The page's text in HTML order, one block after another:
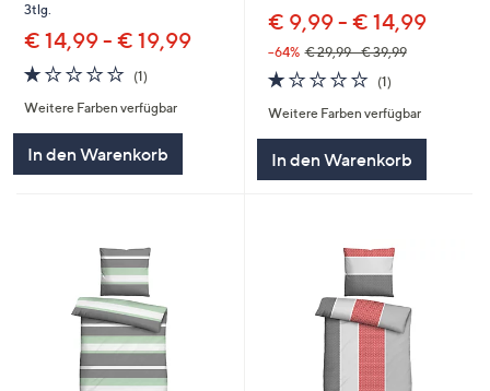
3tlg.
€ 14,99 - € 19,99
1.0
von
5
(1)1
Weitere Farben verfügbar
In den Warenkorb
€ 9,99 - € 14,99
--64% € 29,99 - € 39,99
1.0
von
5
(1)
Weitere Farben verfügbar
In den Warenkorb